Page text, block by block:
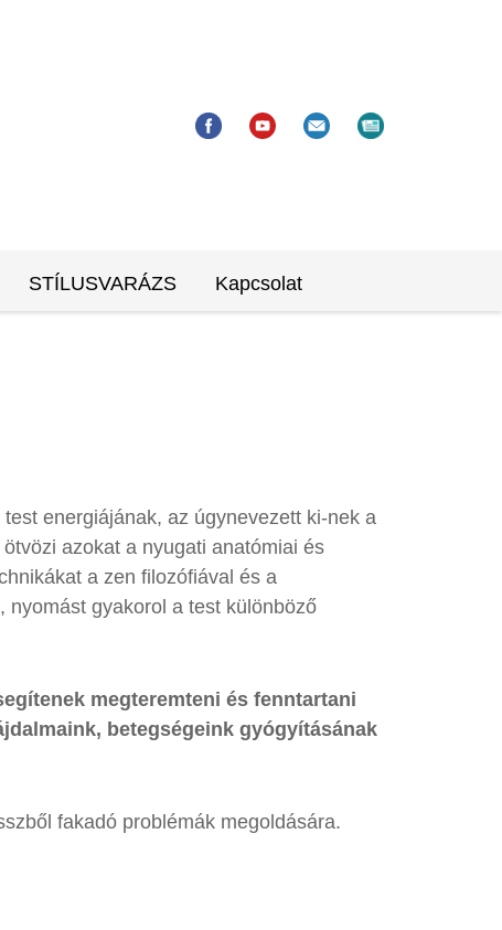
STÍLUSVARÁZS Kapcsolat
test energiájának, az úgynevezett ki-nek a
azokat a nyugati anatómiai és
a zen filozófiával és a
nyomást gyakorol a test különböző
megteremteni és fenntartani
betegségeink gyógyításának
fakadó problémák megoldására.